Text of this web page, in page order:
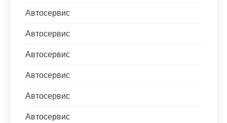
Автосервис
Автосервис
Автосервис
Автосервис
Автосервис
Автосервис